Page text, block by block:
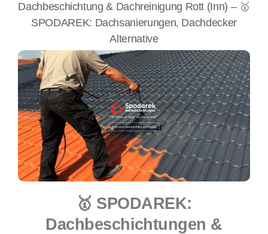
Dachbeschichtung & Dachreinigung Rott (Inn) – 🥇
SPODAREK: Dachsanierungen, Dachdecker
Alternative
🥇 SPODAREK:
Dachbeschichtungen &